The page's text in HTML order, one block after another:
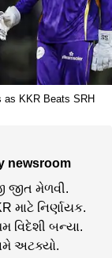
as KKR Beats SRH
newsroom
જીત મેળવી.
માટે નિર્ણાયક.
વિદેશી બન્યા.
અટક્યો.